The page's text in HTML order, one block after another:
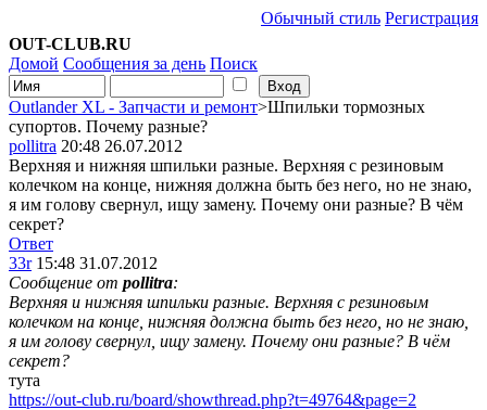
Обычный стиль Регистрация
OUT-CLUB.RU
Домой Сообщения за день Поиск
Outlander XL - Запчасти и ремонт>Шпильки тормозных
супортов. Почему разные?
pollitra 20:48 26.07.2012
Верхняя и нижняя шпильки разные. Верхняя с резиновым
колечком на конце, нижняя должна быть без него, но не знаю,
я им голову свернул, ищу замену. Почему они разные? В чём
секрет?
Ответ
33r15:48 31.07.2012
Сообщение от pollitra:
Верхняя и нижняя шпильки разные. Верхняя с резиновым
колечком на конце, нижняя должна быть без него, но не знаю,
я им голову свернул, ищу замену. Почему они разные? В чём
секрет?
тута
https://out-club.ru/board/showthread.php?t=49764&page=2